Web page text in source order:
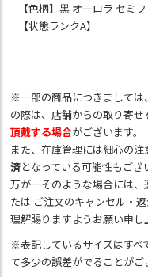
【色柄】黒 オーロラ セミ
【状態ランクA】
※一部の商品につきましては
の際は、店舗からの取り寄
頂戴する場合がございます。
また、在庫管理には細心の
済となっている可能性もござ
万が一そのような場合には
たは ご注文のキャンセル・
理解賜りますようお願い申し
※表記しているサイズはすべ
て多少の誤差がでることがご